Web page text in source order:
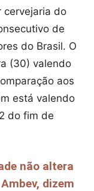
cervejaria do
de
do Brasil. O
(30) valendo
aos
está valendo
do fim de
não altera
dizem